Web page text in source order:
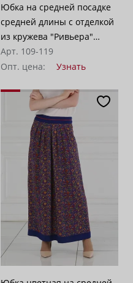
Юбка на средней посадке
средней длины с отделкой
из кружева "Ривьера"
черная
Арт. 109-119
Опт. цена:
Узнать